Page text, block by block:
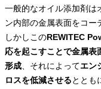
一般的なオイル添加剤は
ン内部の金属表面をコー
しかしこのREWITEC
応を起こすことで金属表
形成 、それによってエン
ロスを低減させるととも